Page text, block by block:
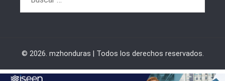
© 2026. mzhonduras | Todos los derechos reservados.